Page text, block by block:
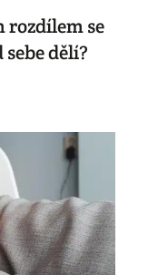
rozdílem se
dělí?